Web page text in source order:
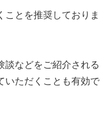
ことを推奨しておりま
談などをご紹介される
いただくことも有効で